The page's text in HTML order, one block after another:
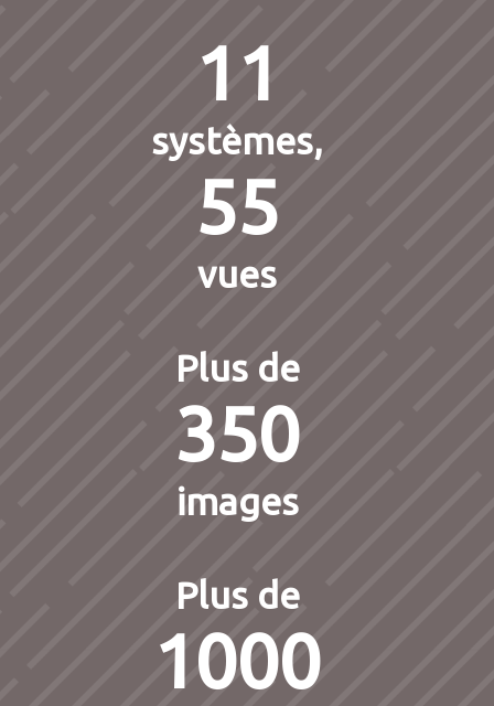
11
systèmes,
55
vues
Plus de
350
images
Plus de
1000